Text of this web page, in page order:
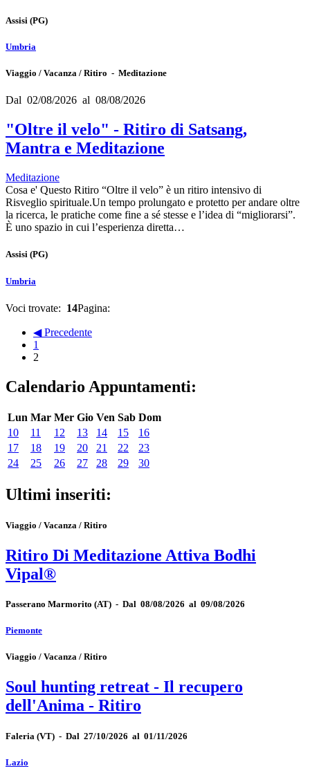
Assisi (PG)
Umbria
Viaggio / Vacanza / Ritiro - Meditazione
Dal 02/08/2026 al 08/08/2026
"Oltre il velo" - Ritiro di Satsang,
Mantra e Meditazione
Meditazione
Cosa e' Questo Ritiro “Oltre il velo” è un ritiro intensivo di
Risveglio spirituale.Un tempo prolungato e protetto per andare oltre
la ricerca, le pratiche come fine a sé stesse e l’idea di “migliorarsi”.
È uno spazio in cui l’esperienza diretta…
Assisi (PG)
Umbria
Voci trovate: 14Pagina:
◀ Precedente
1
2
Calendario Appuntamenti:
Lun Mar Mer Gio Ven Sab Dom
10
11 12 13 14 15
16
17
18 19 20 21 22
23
24
25 26 27 28 29 30
Ultimi inseriti:
Viaggio / Vacanza / Ritiro
Ritiro Di Meditazione Attiva Bodhi
Vipal®
Passerano Marmorito (AT) - Dal 08/08/2026 al 09/08/2026
Piemonte
Viaggio / Vacanza / Ritiro
Soul hunting retreat - Il recupero
dell'Anima - Ritiro
Faleria (VT) - Dal 27/10/2026 al 01/11/2026
Lazio